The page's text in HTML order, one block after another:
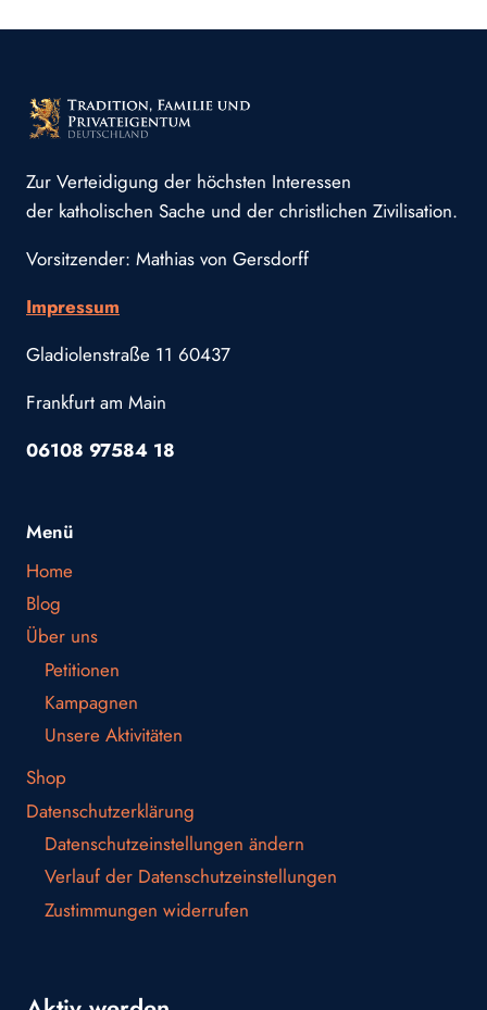
Zur Verteidigung der höchsten Interessen
der katholischen Sache und der christlichen Zivilisation.
Vorsitzender: Mathias von Gersdorff
Impressum
Gladiolenstraße 11 60437
Frankfurt am Main
06108 97584 18
Menü
Home
Blog
Über uns
Petitionen
Kampagnen
Unsere Aktivitäten
Shop
Datenschutzerklärung
Datenschutzeinstellungen ändern
Verlauf der Datenschutzeinstellungen
Zustimmungen widerrufen